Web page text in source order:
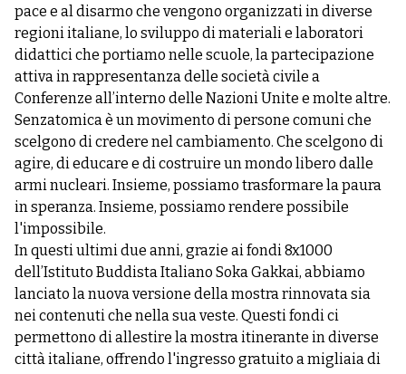
pace e al disarmo che vengono organizzati in diverse
regioni italiane, lo sviluppo di materiali e laboratori
didattici che portiamo nelle scuole, la partecipazione
attiva in rappresentanza delle società civile a
Conferenze all’interno delle Nazioni Unite e molte altre.
Senzatomica è un movimento di persone comuni che
scelgono di credere nel cambiamento. Che scelgono di
agire, di educare e di costruire un mondo libero dalle
armi nucleari. Insieme, possiamo trasformare la paura
in speranza. Insieme, possiamo rendere possibile
l'impossibile.
In questi ultimi due anni, grazie ai fondi 8x1000
dell’Istituto Buddista Italiano Soka Gakkai, abbiamo
lanciato la nuova versione della mostra rinnovata sia
nei contenuti che nella sua veste. Questi fondi ci
permettono di allestire la mostra itinerante in diverse
città italiane, offrendo l'ingresso gratuito a migliaia di